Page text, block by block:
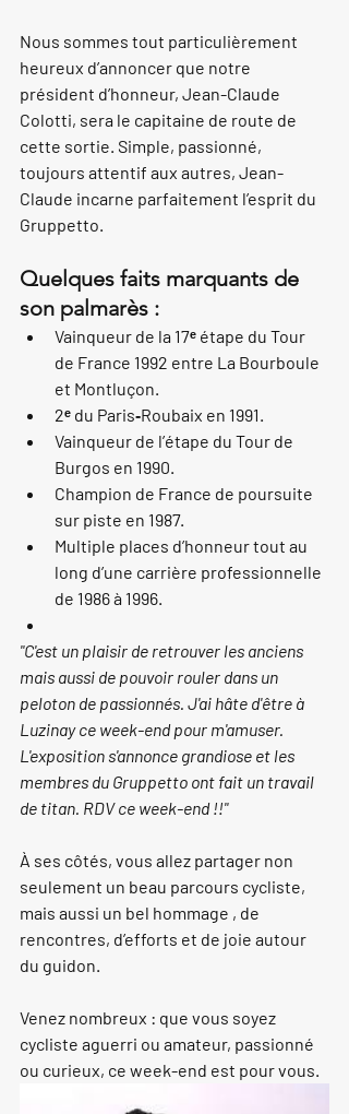
Nous sommes tout particulièrement
heureux d’annoncer que notre
président d’honneur, Jean-Claude
Colotti, sera le capitaine de route de
cette sortie. Simple, passionné,
toujours attentif aux autres, Jean-
Claude incarne parfaitement l’esprit du
Gruppetto.
Quelques faits marquants de
son palmarès :
Vainqueur de la 17ᵉ étape du Tour
de France 1992 entre La Bourboule
et Montluçon.
2ᵉ du Paris‑Roubaix en 1991.
Vainqueur de l’étape du Tour de
Burgos en 1990.
Champion de France de poursuite
sur piste en 1987.
Multiple places d’honneur tout au
long d’une carrière professionnelle
de 1986 à 1996.
"C'est un plaisir de retrouver les anciens
mais aussi de pouvoir rouler dans un
peloton de passionnés. J'ai hâte d'être à
Luzinay ce week-end pour m'amuser.
L'exposition s'annonce grandiose et les
membres du Gruppetto ont fait un travail
de titan. RDV ce week-end !!"
À ses côtés, vous allez partager non
seulement un beau parcours cycliste,
mais aussi un bel hommage , de
rencontres, d’efforts et de joie autour
du guidon.
Venez nombreux : que vous soyez
cycliste aguerri ou amateur, passionné
ou curieux, ce week-end est pour vous.